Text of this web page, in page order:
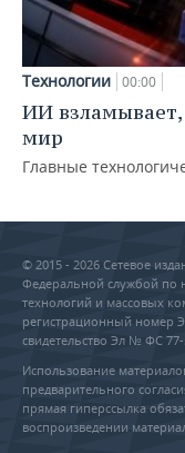
Технологии 00:00
ИИ
мир
Главные
© 2015 - 2026 Сетевое
Федеральной службой по
технологий и массовых
регистрационный номер
свидетельство Эл № ФС 77-
Использование
предварительного
прямая гиперссылка
воспроизведении